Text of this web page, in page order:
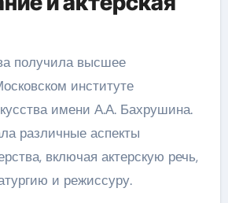
получила высшее
институте
имени А.А. Бахрушина.
различные аспекты
включая актерскую речь,
и режиссуру.